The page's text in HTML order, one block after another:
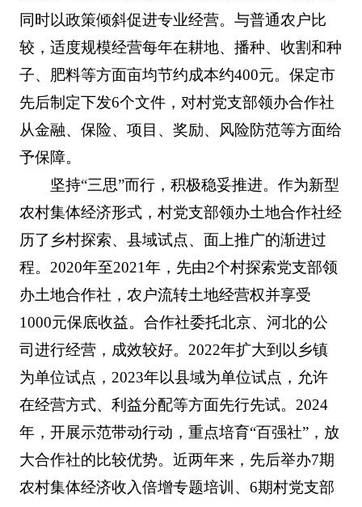
同时以政策倾斜促进专业经营。与普通农户比
较，适度规模经营每年在耕地、播种、收割和种
子、肥料等方面亩均节约成本约400元。保定市
先后制定下发6个文件，对村党支部领办合作社
从金融、保险、项目、奖励、风险防范等方面给
予保障。
坚持“三思”而行，积极稳妥推进。作为新型
农村集体经济形式，村党支部领办土地合作社经
历了乡村探索、县域试点、面上推广的渐进过
程。2020年至2021年，先由2个村探索党支部领
办土地合作社，农户流转土地经营权并享受
1000元保底收益。合作社委托北京、河北的公
司进行经营，成效较好。2022年扩大到以乡镇
为单位试点，2023年以县域为单位试点，允许
在经营方式、利益分配等方面先行先试。2024
年，开展示范带动行动，重点培育“百强社”，放
大合作社的比较优势。近两年来，先后举办7期
农村集体经济收入倍增专题培训、6期村党支部